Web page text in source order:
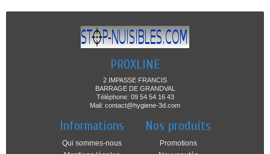
PROXLINE
2 IMPASSE FRANCIS
BARRAGE DE GRANDVAL
Téléphone: 09 54 54 16 43
Mail: contact@hygiene-3d.com
Informations
Qui sommes-nous
Nos produits
Promotions